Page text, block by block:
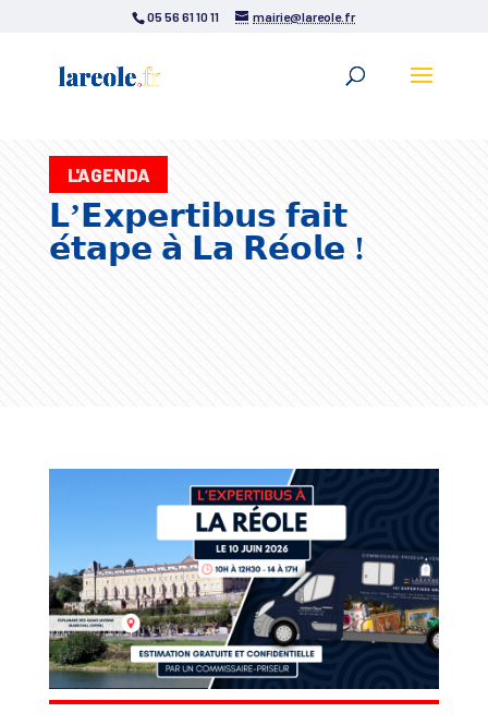
05 56 61 10 11 mairie@lareole.fr
L'AGENDA
𝗟’𝗘𝘅𝗽𝗲𝗿𝘁𝗶𝗯𝘂𝘀 𝗳𝗮𝗶𝘁
𝗲́𝘁𝗮𝗽𝗲 𝗮̀ 𝗟𝗮 𝗥𝗲́𝗼𝗹𝗲 !